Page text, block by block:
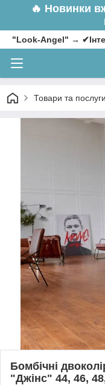
🔥 Новинки
"Look-Angel" →
Товари та послуги
Бомбічні
"Джінс" 44, 46,